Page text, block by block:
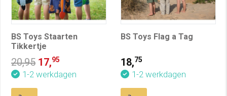
BS Toys Staarten
Tikkertje
20,95 17,95
1-2 werkdagen
BS Toys Flag a Tag
18,75
1-2 werkdagen